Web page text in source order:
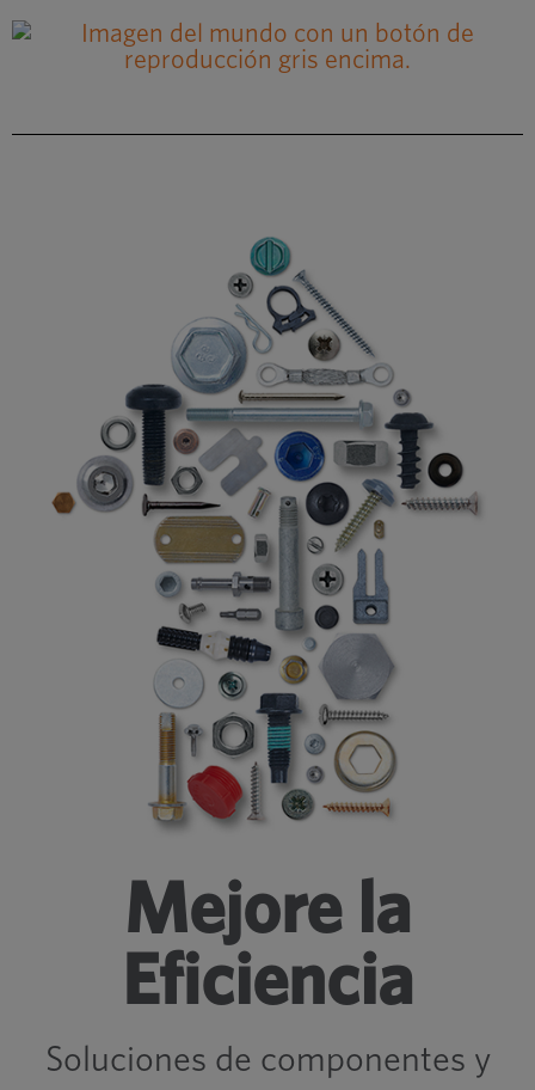
Mejore la
Eficiencia
Soluciones de componentes y